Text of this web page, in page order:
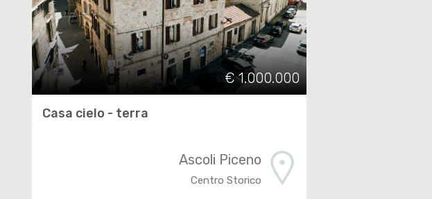
€ 1.000.000
Casa cielo - terra
Ascoli Piceno
Centro Storico